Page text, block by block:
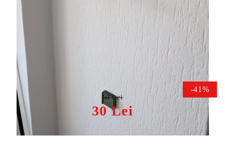
Tweet
Suport perete pistol arbaleta
Alligator TCS2
-41%
30 Lei
50 Lei